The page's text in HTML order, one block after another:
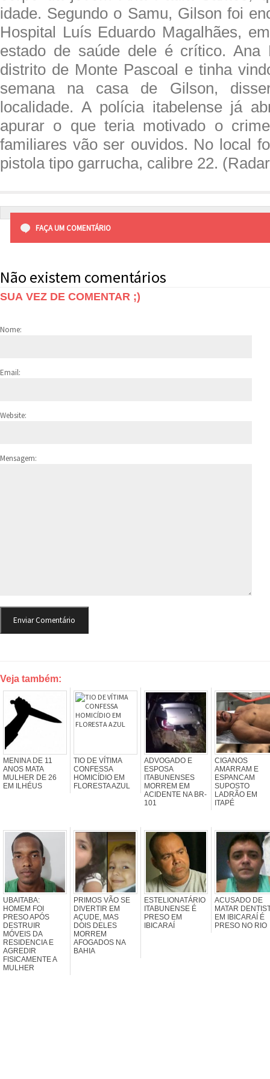
idade. Segundo o Samu, Gilson foi
Hospital Luís Eduardo Magalhães,
estado de saúde dele é crítico. Ana
distrito de Monte Pascoal e tinha
semana na casa de Gilson,
localidade. A polícia itabelense já
apurar o que teria motivado o
familiares vão ser ouvidos. No local
pistola tipo garrucha, calibre 22.
FAÇA UM COMENTÁRIO
Não existem comentários
SUA VEZ DE COMENTAR ;)
Nome:
Email:
Website:
Mensagem:
Veja também:
MENINA DE 11
ANOS MATA
MULHER DE 26
EM ILHÉUS
TIO DE VÍTIMA
CONFESSA
HOMICÍDIO EM
FLORESTA AZUL
ADVOGADO E
ESPOSA
ITABUNENSES
MORREM EM
ACIDENTE NA BR-
101
CIGANOS
AMARRAM E
ESPANCAM
SUPOSTO
LADRÃO EM
ITAPÉ
UBAITABA:
HOMEM FOI
PRESO APÓS
DESTRUIR
MÓVEIS DA
RESIDENCIA E
AGREDIR
FISICAMENTE A
MULHER
PRIMOS VÃO SE
DIVERTIR EM
AÇUDE, MAS
DOIS DELES
MORREM
AFOGADOS NA
BAHIA
ESTELIONATÁRIO
ITABUNENSE É
PRESO EM
IBICARAÍ
ACUSADO DE
MATAR
EM IBICARAÍ É
PRESO NO RIO